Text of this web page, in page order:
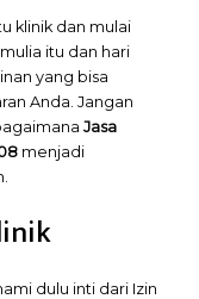
klinik dan mulai
itu dan hari
yang bisa
Anda. Jangan
Jasa
menjadi
dulu inti dari Izin